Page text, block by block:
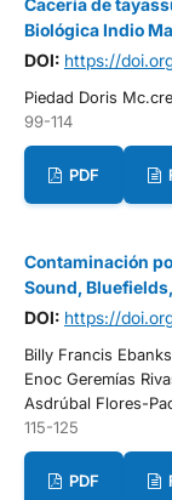
Cacería de
Biológica Indio
DOI: https://
Piedad Doris
99-114
PDF
Contaminación
Sound,
DOI: https://
Billy Francis
Enoc Geremías
Asdrúbal Flores-
115-125
PDF